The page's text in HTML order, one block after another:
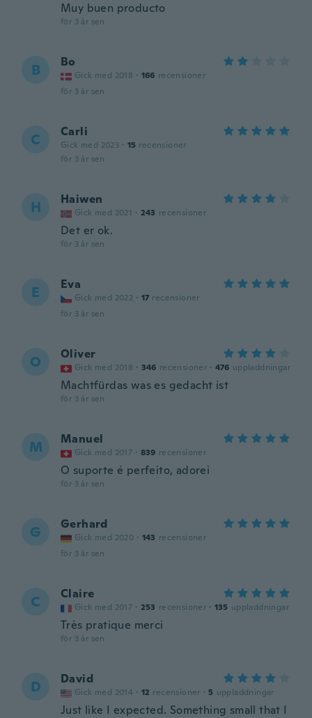
Muy buen producto
för 3 år sen
B Bo
Gick med 2018 · 166 recensioner
för 3 år sen
C Carli
Gick med 2023 · 15 recensioner
för 3 år sen
H Haiwen
Gick med 2021 · 243 recensioner
Det er ok.
för 3 år sen
E Eva
Gick med 2022 · 17 recensioner
för 3 år sen
O Oliver
Gick med 2018 · 346 recensioner · 476 uppladdningar
Machtfürdas was es gedacht ist
för 3 år sen
M Manuel
Gick med 2017 · 839 recensioner
O suporte é perfeito, adorei
för 3 år sen
G Gerhard
Gick med 2020 · 143 recensioner
för 3 år sen
C Claire
Gick med 2017 · 253 recensioner · 135 uppladdningar
Très pratique merci
för 3 år sen
D David
Gick med 2014 · 12 recensioner · 5 uppladdningar
Just like I expected. Something small that I